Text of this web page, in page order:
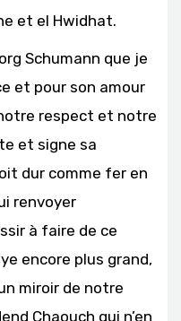
et el Hwidhat.
Schumann que je
et pour son amour
respect et notre
et signe sa
dur comme fer en
renvoyer
à faire de ce
encore plus grand,
miroir de notre
Chaouch qui n’en